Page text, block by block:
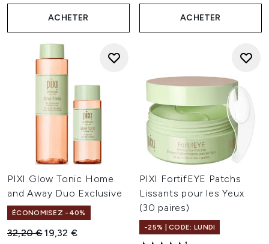
ACHETER ACHETER
PIXI Glow Tonic Home
and Away Duo Exclusive
ÉCONOMISEZ -40%
Prix de vente :
32,20 €Prix ​​actuel :
19,32 €
PIXI FortifEYE Patchs
Lissants pour les Yeux
(30 paires)
-25% | CODE: LUNDI